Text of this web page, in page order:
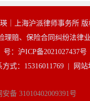
瑛｜上海沪派律师事务所
理赔、保险合同纠纷法律
号：沪ICP备2021027437号
方式：15316011769 |
网站
备 31010402009391号